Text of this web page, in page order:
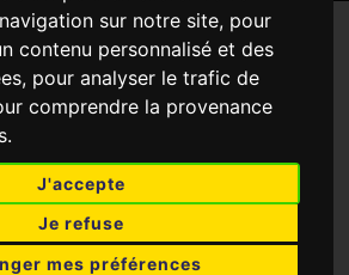
sur notre site, pour
contenu personnalisé et des
pour analyser le trafic de
comprendre la provenance
J'accepte
Je refuse
mes préférences
officiel